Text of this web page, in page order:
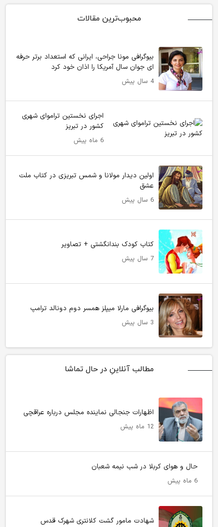
محبوب‌ترین مقالات
بیوگرافی مونا جراحی، ایرانی که استعداد برتر حرفه
ای جوان سال آمریکا را اذان خود کرد
4 سال پیش
اجرای نخستین تراموای شهری
کشور در تبریز
6 ماه پیش
اولین دیدار مولانا و شمس تبریزی در کتاب ملت
عشق
6 سال پیش
کتاب کودک بندانگشتی + تصاویر
7 سال پیش
بیوگرافی مارلا میپلز همسر دوم دونالد ترامپ
3 سال پیش
مطالب آنلاینِ در حال تماشا
اظهارات جنجالی نماینده مجلس درباره عراقچی
12 ماه پیش
حال و هوای کربلا در شب نیمه شعبان
6 ماه پیش
شهادت مامور گشت کلانتری شهرک قدس